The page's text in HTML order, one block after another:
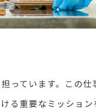
っています。この
る重要なミッション